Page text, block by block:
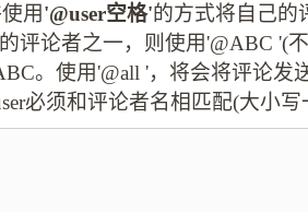
用'@user空格'的方式将自己的
评论者之一，则使用'@ABC '(
。使用'@all '，将会将评论发
必须和评论者名相匹配(大小写